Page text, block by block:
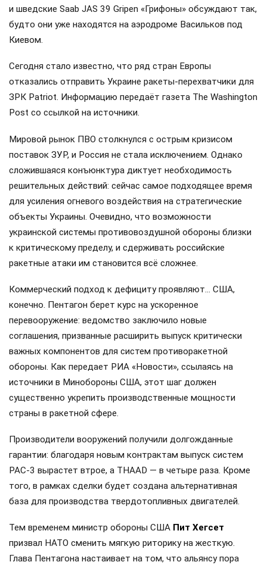
и шведские Saab JAS 39 Gripen «Грифоны» обсуждают так,
будто они уже находятся на аэродроме Васильков под
Киевом.
Сегодня стало известно, что ряд стран Европы
отказались отправить Украине ракеты-перехватчики для
ЗРК Patriot. Информацию передаёт газета The Washington
Post со ссылкой на источники.
Мировой рынок ПВО столкнулся с острым кризисом
поставок ЗУР, и Россия не стала исключением. Однако
сложившаяся конъюнктура диктует необходимость
решительных действий: сейчас самое подходящее время
для усиления огневого воздействия на стратегические
объекты Украины. Очевидно, что возможности
украинской системы противовоздушной обороны близки
к критическому пределу, и сдерживать российские
ракетные атаки им становится всё сложнее.
Коммерческий подход к дефициту проявляют… США,
конечно. Пентагон берет курс на ускоренное
перевооружение: ведомство заключило новые
соглашения, призванные расширить выпуск критически
важных компонентов для систем противоракетной
обороны. Как передает РИА «Новости», ссылаясь на
источники в Минобороны США, этот шаг должен
существенно укрепить производственные мощности
страны в ракетной сфере.
Производители вооружений получили долгожданные
гарантии: благодаря новым контрактам выпуск систем
PAC-3 вырастет втрое, а THAAD — в четыре раза. Кроме
того, в рамках сделки будет создана альтернативная
база для производства твердотопливных двигателей.
Тем временем министр обороны США Пит Хегсет
призвал НАТО сменить мягкую риторику на жесткую.
Глава Пентагона настаивает на том, что альянсу пора